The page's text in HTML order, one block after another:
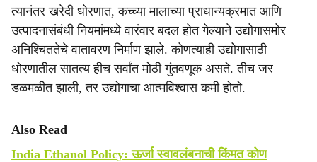
त्यानंतर खरेदी धोरणात, कच्च्या मालाच्या प्राधान्यक्रमात आणि
उत्पादनासंबंधी नियमांमध्ये वारंवार बदल होत गेल्याने उद्योगासमोर
अनिश्चिततेचे वातावरण निर्माण झाले. कोणत्याही उद्योगासाठी
धोरणातील सातत्य हीच सर्वांत मोठी गुंतवणूक असते. तीच जर
डळमळीत झाली, तर उद्योगाचा आत्मविश्वास कमी होतो.
Also Read
India Ethanol Policy: ऊर्जा स्वावलंबनाची किंमत कोण